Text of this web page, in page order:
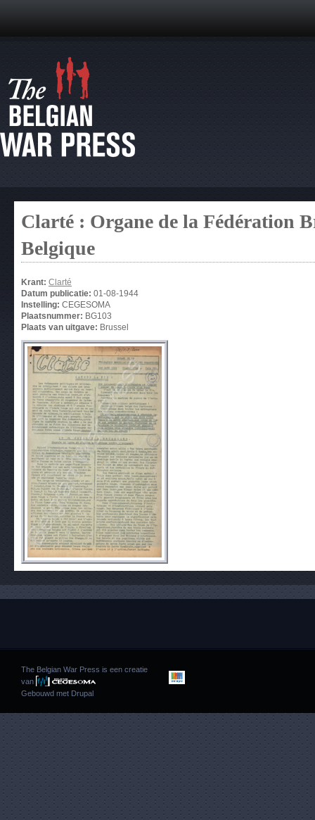
Clarté : Organe de la Fédération
Belgique
Krant: Clarté
Datum publicatie: 01-08-1944
Instelling: CEGESOMA
Plaatsnummer: BG103
Plaats van uitgave: Brussel
The Belgian War Press is een creatie
van
Gebouwd met Drupal